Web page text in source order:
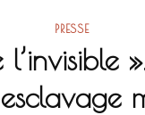
PRESSE
l’invisible